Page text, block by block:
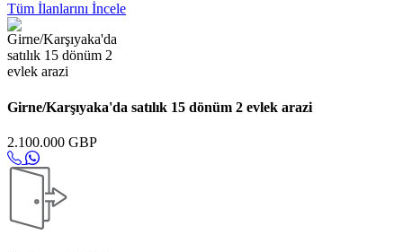
Tüm İlanlarını İncele
Girne/Karşıyaka'da satılık 15 dönüm 2 evlek arazi
2.100.000 GBP